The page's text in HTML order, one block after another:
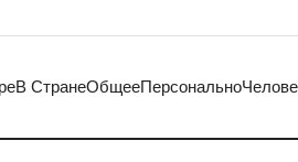
В СтранеОбщееПерсонально